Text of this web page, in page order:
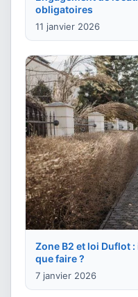
obligatoires
11 janvier 2026
Zone B2 et loi Duflot
que faire ?
7 janvier 2026